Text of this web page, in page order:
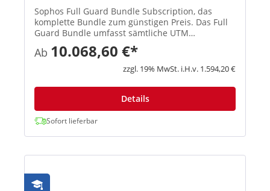
Sophos Full Guard Bundle Subscription, das
komplette Bundle zum günstigen Preis. Das Full
Guard Bundle umfasst sämtliche UTM
Subscriptions (E-Mail Protection, Network
Protection, Web Protection, Webserver Protection
und Wireless Protection) und gibt ...
Ab 10.068,60 €*
zzgl. 19% MwSt. i.H.v. 1.594,20 €
Details
Sofort lieferbar